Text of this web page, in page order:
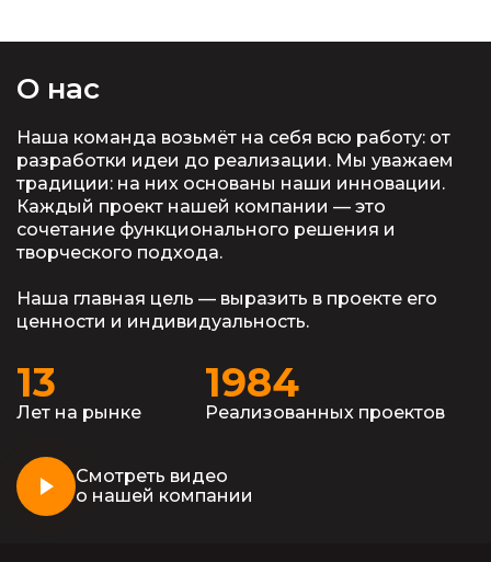
О нас
Наша команда возьмёт на себя всю работу: от
разработки идеи до реализации. Мы уважаем
традиции: на них основаны наши инновации.
Каждый проект нашей компании — это
сочетание функционального решения и
творческого подхода.
Наша главная цель — выразить в проекте его
ценности и индивидуальность.
13
Лет на рынке
1984
Реализованных проектов
Смотреть видео
о нашей компании